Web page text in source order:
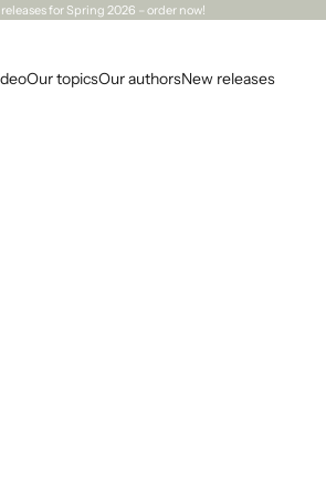
for Spring 2026 – order now!
Our topicsOur authorsNew releases